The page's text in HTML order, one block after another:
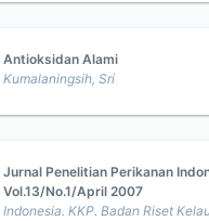
Antioksidan Alami
Kumalaningsih, Sri
Jurnal Penelitian Perikanan
Vol.13/No.1/April 2007
Indonesia. KKP. Badan Riset